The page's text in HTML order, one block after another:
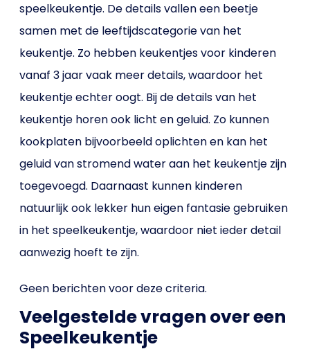
speelkeukentje. De details vallen een beetje
samen met de leeftijdscategorie van het
keukentje. Zo hebben keukentjes voor kinderen
vanaf 3 jaar vaak meer details, waardoor het
keukentje echter oogt. Bij de details van het
keukentje horen ook licht en geluid. Zo kunnen
kookplaten bijvoorbeeld oplichten en kan het
geluid van stromend water aan het keukentje zijn
toegevoegd. Daarnaast kunnen kinderen
natuurlijk ook lekker hun eigen fantasie gebruiken
in het speelkeukentje, waardoor niet ieder detail
aanwezig hoeft te zijn.
Geen berichten voor deze criteria.
Veelgestelde vragen over een
Speelkeukentje